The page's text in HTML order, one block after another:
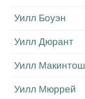
Уилл Боуэн
Уилл Дюрант
Уилл Макинтош
Уилл Мюррей